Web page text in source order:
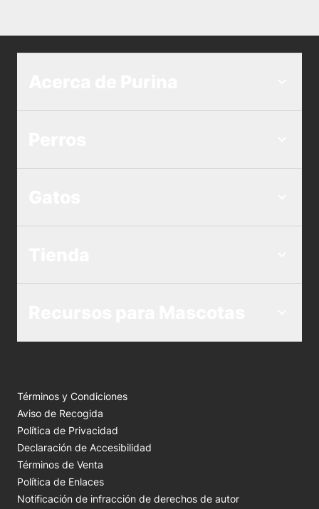
Términos y Condiciones
Aviso de Recogida
Política de Privacidad
Declaración de Accesibilidad
Términos de Venta
Política de Enlaces
Notificación de infracción de derechos de autor